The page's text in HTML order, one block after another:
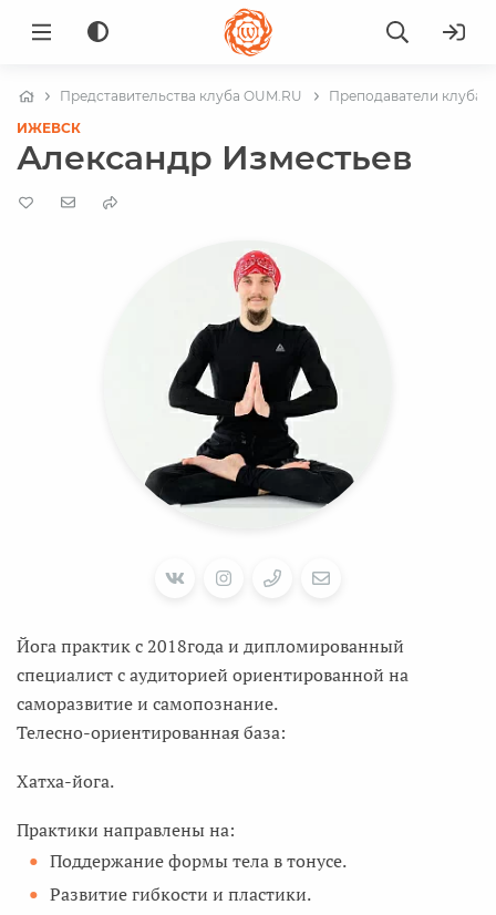
Представительства клуба OUM.RU
Преподаватели клуба
ИЖЕВСК
Александр Изместьев
Йога практик с 2018года и дипломированный
специалист с аудиторией ориентированной на
саморазвитие и самопознание.
Телесно-ориентированная база:
Хатха-йога.
Практики направлены на:
Поддержание формы тела в тонусе.
Развитие гибкости и пластики.